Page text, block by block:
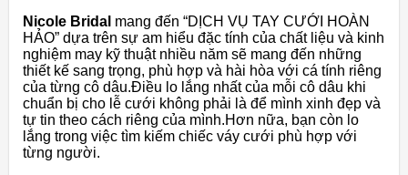
Nicole Bridal mang đến “DỊCH VỤ TAY CƯỚI HOÀN
HẢO” dựa trên sự am hiểu đặc tính của chất liệu và kinh
nghiệm may kỹ thuật nhiều năm sẽ mang đến những
thiết kế sang trọng, phù hợp và hài hòa với cá tính riêng
của từng cô dâu.Điều lo lắng nhất của mỗi cô dâu khi
chuẩn bị cho lễ cưới không phải là để mình xinh đẹp và
tự tin theo cách riêng của mình.Hơn nữa, bạn còn lo
lắng trong việc tìm kiếm chiếc váy cưới phù hợp với
từng người.